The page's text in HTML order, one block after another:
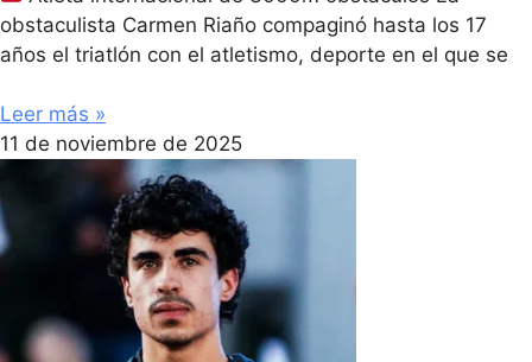
obstaculista Carmen Riaño compaginó hasta los 17
años el triatlón con el atletismo, deporte en el que se
Leer más »
11 de noviembre de 2025